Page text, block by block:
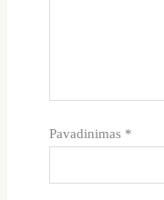
Pavadinimas *